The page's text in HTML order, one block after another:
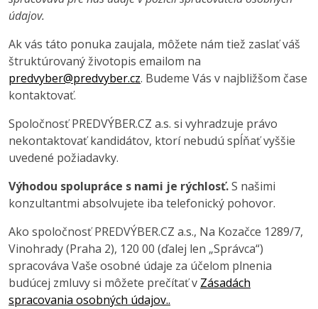
údajov.
Ak vás táto ponuka zaujala, môžete nám tiež zaslať váš
štruktúrovaný životopis emailom na
predvyber@predvyber.cz. Budeme Vás v najbližšom čase
kontaktovať.
Spoločnosť PREDVÝBER.CZ a.s. si vyhradzuje právo
nekontaktovať kandidátov, ktorí nebudú spĺňať vyššie
uvedené požiadavky.
Výhodou spolupráce s nami je rýchlosť.S našimi
konzultantmi absolvujete iba telefonický pohovor.
Ako spoločnosť PREDVÝBER.CZ a.s., Na Kozačce 1289/7,
Vinohrady (Praha 2), 120 00 (ďalej len „Správca“)
spracováva Vaše osobné údaje za účelom plnenia
budúcej zmluvy si môžete prečítať v Zásadách
spracovania osobných údajov..